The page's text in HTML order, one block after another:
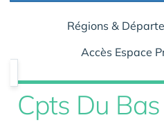
Régions &
Accès Espace
Cpts Du